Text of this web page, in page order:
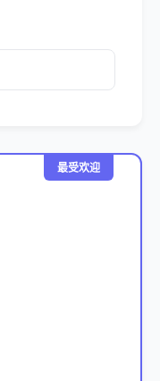
最受欢迎